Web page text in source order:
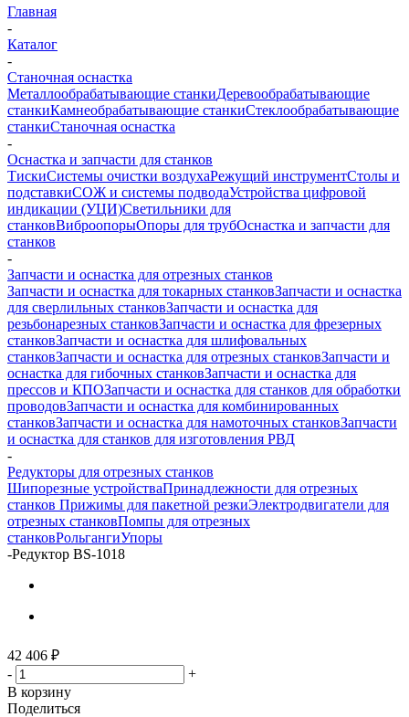
Главная
-
Каталог
-
Станочная оснастка
Металлообрабатывающие станкиДеревообрабатывающие
станкиКамнеобрабатывающие станкиСтеклообрабатывающие
станкиСтаночная оснастка
-
Оснастка и запчасти для станков
ТискиСистемы очистки воздухаРежущий инструментСтолы и
подставкиСОЖ и системы подводаУстройства цифровой
индикации (УЦИ)Светильники для
станковВиброопорыОпоры для трубОснастка и запчасти для
станков
-
Запчасти и оснастка для отрезных станков
Запчасти и оснастка для токарных станковЗапчасти и оснастка
для сверлильных станковЗапчасти и оснастка для
резьбонарезных станковЗапчасти и оснастка для фрезерных
станковЗапчасти и оснастка для шлифовальных
станковЗапчасти и оснастка для отрезных станковЗапчасти и
оснастка для гибочных станковЗапчасти и оснастка для
прессов и КПОЗапчасти и оснастка для станков для обработки
проводовЗапчасти и оснастка для комбинированных
станковЗапчасти и оснастка для намоточных станковЗапчасти
и оснастка для станков для изготовления РВД
-
Редукторы для отрезных станков
Шипорезные устройстваПринадлежности для отрезных
станков Прижимы для пакетной резкиЭлектродвигатели для
отрезных станковПомпы для отрезных
станковРольгангиУпоры
-Редуктор BS-1018
42 406 ₽
-
+
В корзину
Поделиться